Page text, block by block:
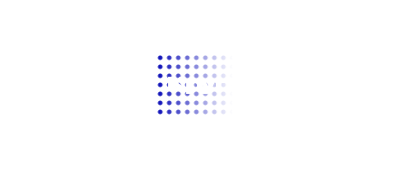
Круговой обзор